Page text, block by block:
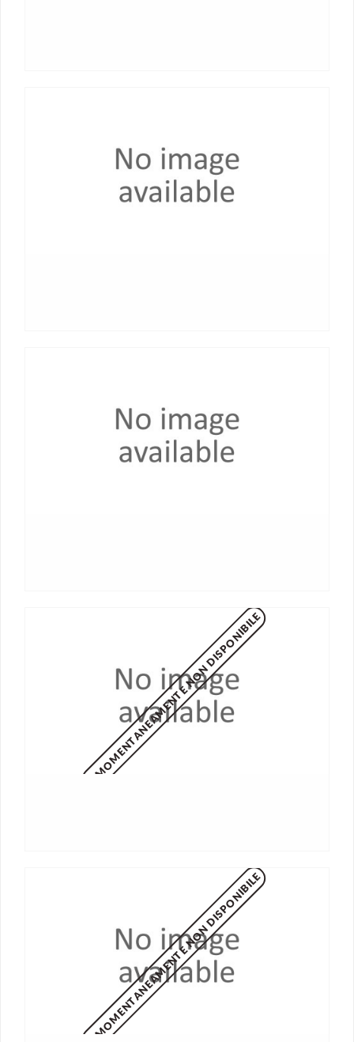
MOMENTANEAMENTE NON DISPONIBILE
MOMENTANEAMENTE NON DISPONIBILE